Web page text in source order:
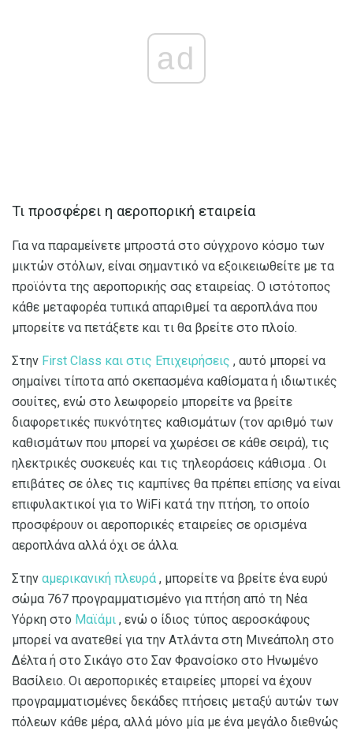
ad
Τι προσφέρει η αεροπορική εταιρεία
Για να παραμείνετε μπροστά στο σύγχρονο κόσμο των
μικτών στόλων, είναι σημαντικό να εξοικειωθείτε με τα
προϊόντα της αεροπορικής σας εταιρείας. Ο ιστότοπος
κάθε μεταφορέα τυπικά απαριθμεί τα αεροπλάνα που
μπορείτε να πετάξετε και τι θα βρείτε στο πλοίο.
Στην First Class και στις Επιχειρήσεις , αυτό μπορεί να
σημαίνει τίποτα από σκεπασμένα καθίσματα ή ιδιωτικές
σουίτες, ενώ στο λεωφορείο μπορείτε να βρείτε
διαφορετικές πυκνότητες καθισμάτων (τον αριθμό των
καθισμάτων που μπορεί να χωρέσει σε κάθε σειρά), τις
ηλεκτρικές συσκευές και τις τηλεοράσεις κάθισμα . Οι
επιβάτες σε όλες τις καμπίνες θα πρέπει επίσης να είναι
επιφυλακτικοί για το WiFi κατά την πτήση, το οποίο
προσφέρουν οι αεροπορικές εταιρείες σε ορισμένα
αεροπλάνα αλλά όχι σε άλλα.
Στην αμερικανική πλευρά , μπορείτε να βρείτε ένα ευρύ
σώμα 767 προγραμματισμένο για πτήση από τη Νέα
Υόρκη στο Μαϊάμι , ενώ ο ίδιος τύπος αεροσκάφους
μπορεί να ανατεθεί για την Ατλάντα στη Μινεάπολη στο
Δέλτα ή στο Σικάγο στο Σαν Φρανσίσκο στο Ηνωμένο
Βασίλειο. Οι αεροπορικές εταιρείες μπορεί να έχουν
προγραμματισμένες δεκάδες πτήσεις μεταξύ αυτών των
πόλεων κάθε μέρα, αλλά μόνο μία με ένα μεγάλο διεθνώς